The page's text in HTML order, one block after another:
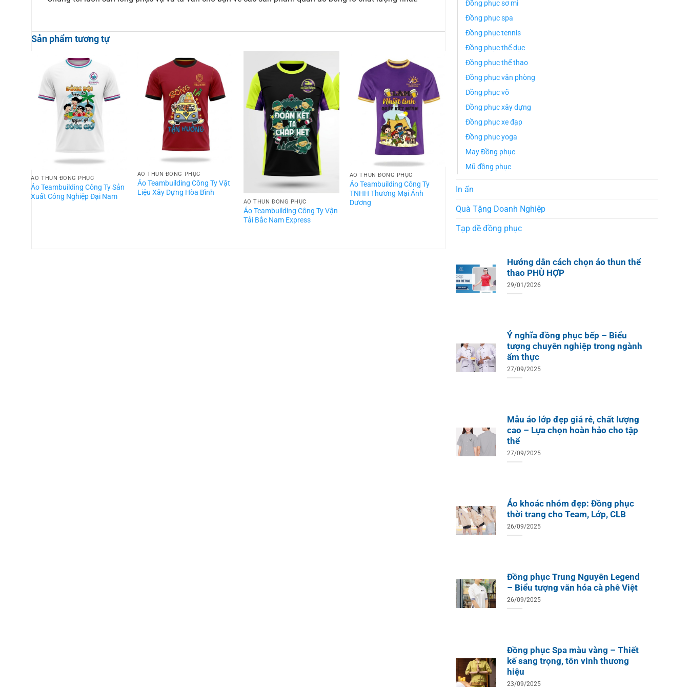
Sản phẩm tương tự
ÁO THUN ĐỒNG PHỤC
Áo Teambuilding Công Ty Sản
Xuất Công Nghiệp Đại Nam
ÁO THUN ĐỒNG PHỤC
Áo Teambuilding Công Ty Vật
Liệu Xây Dựng Hòa Bình
ÁO THUN ĐỒNG PHỤC
Áo Teambuilding Công Ty Vận
Tải Bắc Nam Express
ÁO THUN ĐỒNG PHỤC
Áo Teambuilding Công Ty
TNHH Thương Mại Ánh
Dương
Áo Teambuilding Công Ty
Đồng phục sơ mi
Đồng phục spa
Đồng phục tennis
Đồng phục thể dục
Đồng phục thể thao
Đồng phục văn phòng
Đồng phục võ
Đồng phục xây dựng
Đồng phục xe đạp
Đồng phục yoga
May Đồng phục
Mũ đồng phục
In ấn
Quà Tặng Doanh Nghiệp
Tạp dề đồng phục
Hướng dẫn cách chọn áo thun thể
thao PHÙ HỢP
29/01/2026
Ý nghĩa đồng phục bếp – Biểu
tượng chuyên nghiệp trong ngành
ẩm thực
27/09/2025
Mẫu áo lớp đẹp giá rẻ, chất lượng
cao – Lựa chọn hoàn hảo cho tập
thể
27/09/2025
Áo khoác nhóm đẹp: Đồng phục
thời trang cho Team, Lớp, CLB
26/09/2025
Đồng phục Trung Nguyên Legend
– Biểu tượng văn hóa cà phê Việt
26/09/2025
Đồng phục Spa màu vàng – Thiết
kế sang trọng, tôn vinh thương
hiệu
23/09/2025